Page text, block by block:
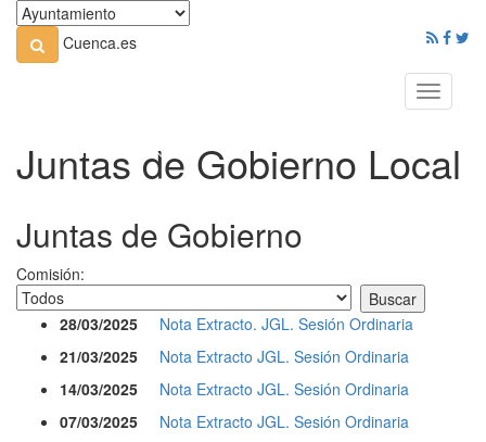
Cuenca.es
Toggle
Juntas de Gobierno Local
Juntas de Gobierno
Comisión:
28/03/2025
Nota Extracto. JGL. Sesión Ordinaria
21/03/2025
Nota Extracto JGL. Sesión Ordinaria
14/03/2025
Nota Extracto JGL. Sesión Ordinaria
07/03/2025
Nota Extracto JGL. Sesión Ordinaria